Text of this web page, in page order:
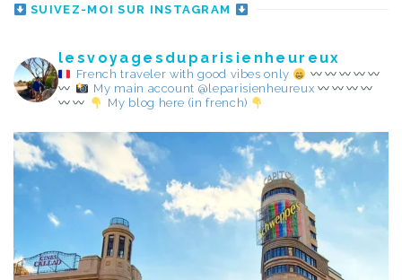
SUIVEZ-MOI SUR INSTAGRAM
lesvoyagesduparisienheureux
French traveler with good vibes only
My main account @leparisienheureux
My blog here (in french)